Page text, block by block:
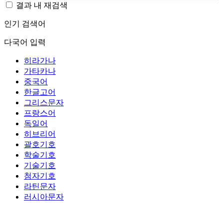
결과 내 재검색
인기 검색어
다국어 입력
히라가나
가타카나
중국어
한글고어
그리스문자
프랑스어
독일어
히브리어
괄호기호
학술기호
기술기호
첨자기호
라틴문자
러시아문자